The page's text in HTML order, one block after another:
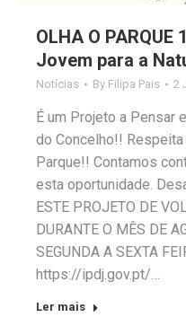
OLHA O
Jovem para a
Notícias By Filipa Pais 2
É um Projeto a Pensar
do Concelho!!
Parque!! Contamos
esta oportunidade.
ESTE PROJETO DE
DURANTE O MÊS DE
SEGUNDA A SEXTA
https://ipdj.gov.pt/…
Ler mais